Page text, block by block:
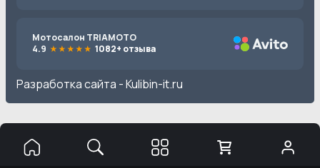
Мотосалон TRIAMOTO
4.9
1082+ отзыва
Разработка сайта -Kulibin-it.ru